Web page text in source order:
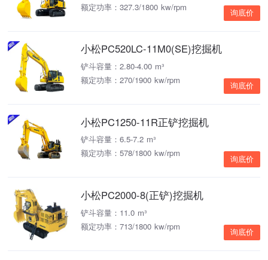
额定功率：327.3/1800 kw/rpm
询底价
小松PC520LC-11M0(SE)挖掘机
铲斗容量：2.80-4.00 m³
额定功率：270/1900 kw/rpm
询底价
小松PC1250-11R正铲挖掘机
铲斗容量：6.5-7.2 m³
额定功率：578/1800 kw/rpm
询底价
小松PC2000-8(正铲)挖掘机
铲斗容量：11.0 m³
额定功率：713/1800 kw/rpm
询底价